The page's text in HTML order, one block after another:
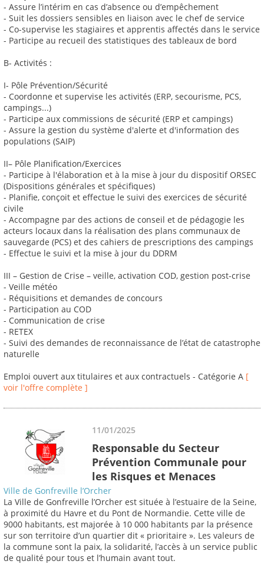
- Assure l’intérim en cas d’absence ou d’empêchement
- Suit les dossiers sensibles en liaison avec le chef de service
- Co-supervise les stagiaires et apprentis affectés dans le service
- Participe au recueil des statistiques des tableaux de bord
B- Activités :
I- Pôle Prévention/Sécurité
- Coordonne et supervise les activités (ERP, secourisme, PCS,
campings...)
- Participe aux commissions de sécurité (ERP et campings)
- Assure la gestion du système d'alerte et d'information des
populations (SAIP)
II– Pôle Planification/Exercices
- Participe à l'élaboration et à la mise à jour du dispositif ORSEC
(Dispositions générales et spécifiques)
- Planifie, conçoit et effectue le suivi des exercices de sécurité
civile
- Accompagne par des actions de conseil et de pédagogie les
acteurs locaux dans la réalisation des plans communaux de
sauvegarde (PCS) et des cahiers de prescriptions des campings
- Effectue le suivi et la mise à jour du DDRM
III – Gestion de Crise – veille, activation COD, gestion post-crise
- Veille météo
- Réquisitions et demandes de concours
- Participation au COD
- Communication de crise
- RETEX
- Suivi des demandes de reconnaissance de l’état de catastrophe
naturelle
Emploi ouvert aux titulaires et aux contractuels - Catégorie A [
voir l'offre complète ]
11/01/2025
Responsable du Secteur
Prévention Communale pour
les Risques et Menaces
Ville de Gonfreville l’Orcher
La Ville de Gonfreville l’Orcher est située à l’estuaire de la Seine,
à proximité du Havre et du Pont de Normandie. Cette ville de
9000 habitants, est majorée à 10 000 habitants par la présence
sur son territoire d’un quartier dit « prioritaire ». Les valeurs de
la commune sont la paix, la solidarité, l’accès à un service public
de qualité pour tous et l’humain avant tout.